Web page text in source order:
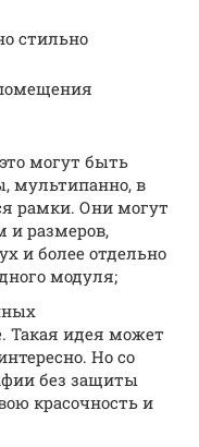
стильно
могут быть
мультипанно, в
рамки. Они могут
размеров,
и более отдельно
модуля;
Такая идея может
Но со
без защиты
красочность и